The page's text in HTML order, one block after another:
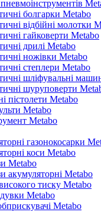
болгарки Metabo
відбійні молотки
гайковерти Metabo
дрилі Metabo
ножівки Metabo
степлери Metabo
шліфувальні
шуруповерти
пістолети Metabo
Metabo
Metabo
газонокосарки
коси Metabo
Metabo
акумуляторні Metabo
тиску Metabo
Metabo
Metabo